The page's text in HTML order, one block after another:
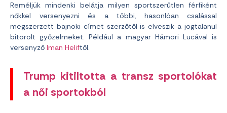
Reméljük mindenki belátja milyen sportszerűtlen férfiként
nőkkel versenyezni és a többi, hasonlóan csalással
megszerzett bajnoki címet szerzőtől is elveszik a jogtalanul
bitorolt győzelmeket. Például a magyar Hámori Lucával is
versenyző Iman Heliftől.
Trump kitiltotta a transz sportolókat
a női sportokból